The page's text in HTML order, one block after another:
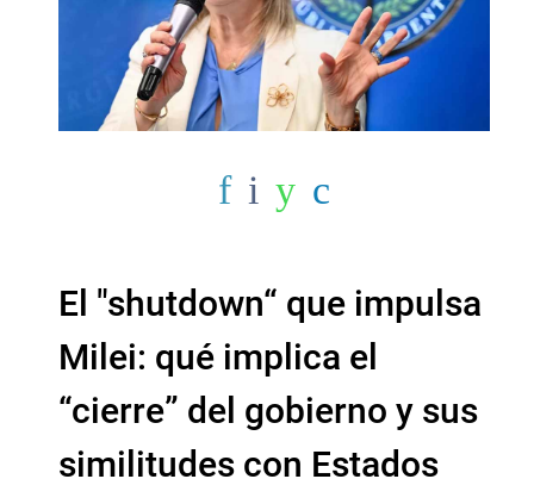
El "shutdown“ que impulsa
Milei: qué implica el
“cierre” del gobierno y sus
similitudes con Estados